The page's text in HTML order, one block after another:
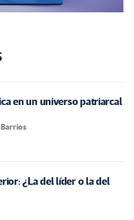
en un universo patriarcal
¿La del líder o la del